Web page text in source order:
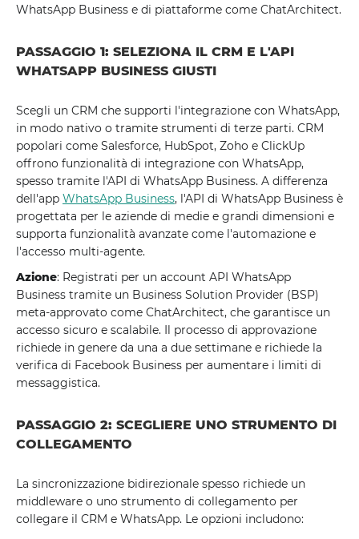
WhatsApp Business e di piattaforme come ChatArchitect.
PASSAGGIO 1: SELEZIONA IL CRM E L'API
WHATSAPP BUSINESS GIUSTI
Scegli un CRM che supporti l'integrazione con WhatsApp,
in modo nativo o tramite strumenti di terze parti. CRM
popolari come Salesforce, HubSpot, Zoho e ClickUp
offrono funzionalità di integrazione con WhatsApp,
spesso tramite l'API di WhatsApp Business. A differenza
dell'app WhatsApp Business, l'API di WhatsApp Business è
progettata per le aziende di medie e grandi dimensioni e
supporta funzionalità avanzate come l'automazione e
l'accesso multi-agente.
Azione: Registrati per un account API WhatsApp
Business tramite un Business Solution Provider (BSP)
meta-approvato come ChatArchitect, che garantisce un
accesso sicuro e scalabile. Il processo di approvazione
richiede in genere da una a due settimane e richiede la
verifica di Facebook Business per aumentare i limiti di
messaggistica.
PASSAGGIO 2: SCEGLIERE UNO STRUMENTO DI
COLLEGAMENTO
La sincronizzazione bidirezionale spesso richiede un
middleware o uno strumento di collegamento per
collegare il CRM e WhatsApp. Le opzioni includono: